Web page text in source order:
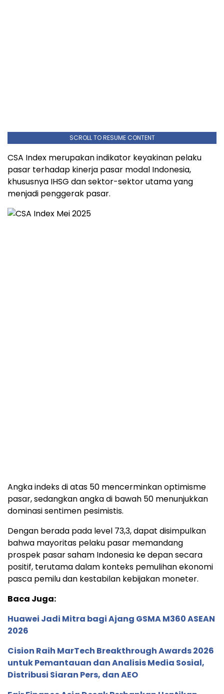
SCROLL TO RESUME CONTENT
CSA Index merupakanindikator keyakinan pelaku
pasar terhadap kinerja pasar modal Indonesia,
khususnya IHSG dansektor-sektorutamayang
menjadi penggerak pasar.
Angkaindeksdiatas 50 mencerminkanoptimisme
pasar,sedangkanangkadi bawah 50 menunjukkan
dominasisentimen pesimistis.
Dengan berada pada level 73,3,dapat disimpulkan
bahwa mayoritas pelaku pasar memandang
prospek pasarsaham Indonesia kedepansecara
positif, terutamadalam konteks pemulihanekonomi
pasca pemiludan kestabilan kebijakan moneter.
Baca Juga:
Huawei Jadi Mitra bagi Ajang GSMA M360 ASEAN
2026
Cision Raih MarTech Breakthrough Awards 2026
untuk Pemantauan dan Analisis Media Sosial,
Distribusi Siaran Pers, dan AEO